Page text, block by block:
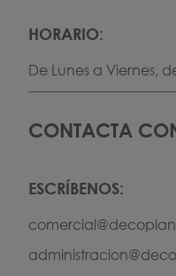
HORARIO:
De Lunes a Viernes,
CONTACTA
ESCRÍBENOS: